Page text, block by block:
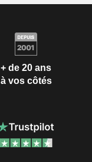
+ de 20 ans
à vos côtés